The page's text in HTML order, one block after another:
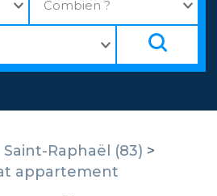
Raphaël (83) >
appartement